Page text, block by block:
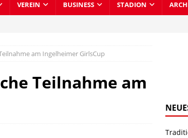
VEREIN BUSINESS STADION
am Ingelheimer GirlsCup
Teilnahme am